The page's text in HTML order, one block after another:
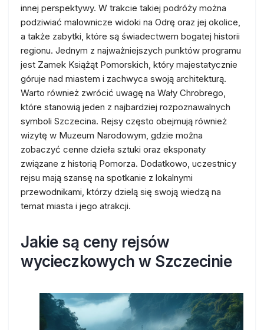
innej perspektywy. W trakcie takiej podróży można
podziwiać malownicze widoki na Odrę oraz jej okolice,
a także zabytki, które są świadectwem bogatej historii
regionu. Jednym z najważniejszych punktów programu
jest Zamek Książąt Pomorskich, który majestatycznie
góruje nad miastem i zachwyca swoją architekturą.
Warto również zwrócić uwagę na Wały Chrobrego,
które stanowią jeden z najbardziej rozpoznawalnych
symboli Szczecina. Rejsy często obejmują również
wizytę w Muzeum Narodowym, gdzie można
zobaczyć cenne dzieła sztuki oraz eksponaty
związane z historią Pomorza. Dodatkowo, uczestnicy
rejsu mają szansę na spotkanie z lokalnymi
przewodnikami, którzy dzielą się swoją wiedzą na
temat miasta i jego atrakcji.
Jakie są ceny rejsów
wycieczkowych w Szczecinie